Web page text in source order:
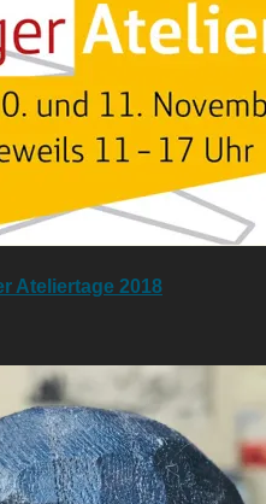
Ateliertage 2018